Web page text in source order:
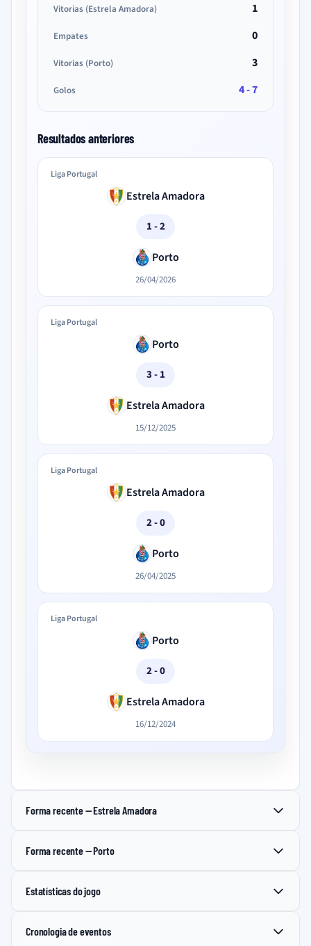
Vitorias (Estrela Amadora) 1
Empates 0
Vitorias (Porto) 3
Golos 4 - 7
Resultados anteriores
Liga Portugal
Estrela Amadora
1 - 2
Porto
26/04/2026
Liga Portugal
Porto
3 - 1
Estrela Amadora
15/12/2025
Liga Portugal
Estrela Amadora
2 - 0
Porto
26/04/2025
Liga Portugal
Porto
2 - 0
Estrela Amadora
16/12/2024
Forma recente — Estrela Amadora
Forma recente — Porto
Estatísticas do jogo
Cronologia de eventos